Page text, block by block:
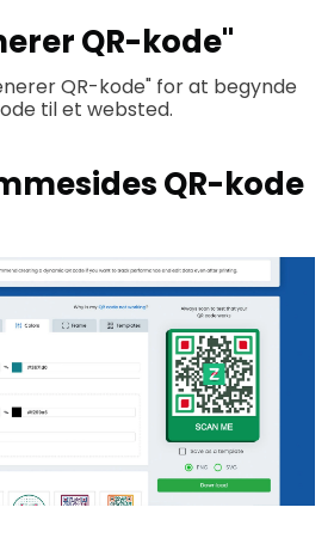
QR-kode"
QR-kode" for at begynde
til et websted.
QR-kode